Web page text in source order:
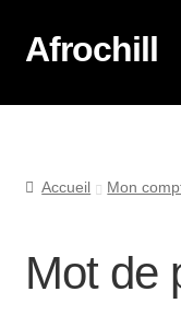
Afrochill
Accueil
La boutique
Accueil Mon
Mot de